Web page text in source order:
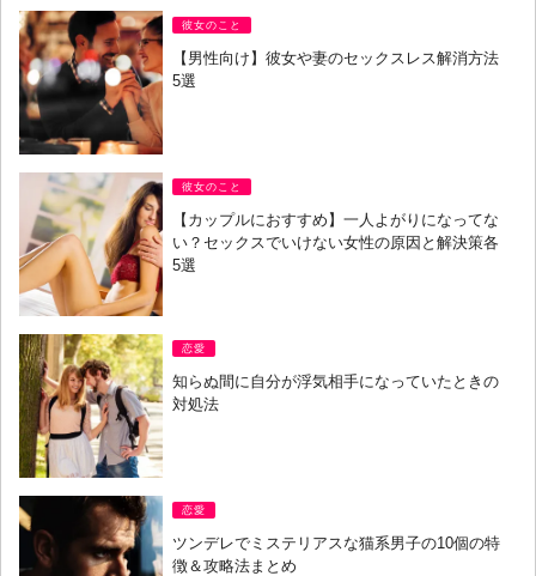
彼女のこと
【男性向け】彼女や妻のセックスレス解消方法
5選
彼女のこと
【カップルにおすすめ】一人よがりになってな
い？セックスでいけない女性の原因と解決策各
5選
恋愛
知らぬ間に自分が浮気相手になっていたときの
対処法
恋愛
ツンデレでミステリアスな猫系男子の10個の特
徴＆攻略法まとめ